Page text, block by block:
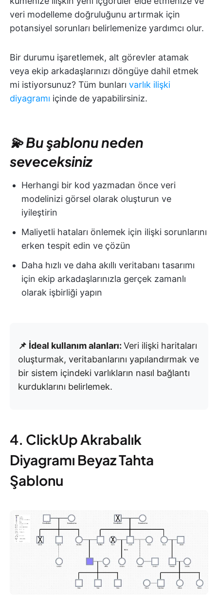
veri modelleme doğruluğunu artırmak için
potansiyel sorunları belirlemenize yardımcı olur.
Bir durumu işaretlemek, alt görevler atamak
veya ekip arkadaşlarınızı döngüye dahil etmek
mi istiyorsunuz? Tüm bunları varlık ilişki
diyagramı içinde de yapabilirsiniz.
💫 Bu şablonu neden
seveceksiniz
Herhangi bir kod yazmadan önce veri
modelinizi görsel olarak oluşturun ve
iyileştirin
Maliyetli hataları önlemek için ilişki sorunlarını
erken tespit edin ve çözün
Daha hızlı ve daha akıllı veritabanı tasarımı
için ekip arkadaşlarınızla gerçek zamanlı
olarak işbirliği yapın
📌 İdeal kullanım alanları: Veri ilişki haritaları
oluşturmak, veritabanlarını yapılandırmak ve
bir sistem içindeki varlıkların nasıl bağlantı
kurduklarını belirlemek.
4. ClickUp Akrabalık
Diyagramı Beyaz Tahta
Şablonu